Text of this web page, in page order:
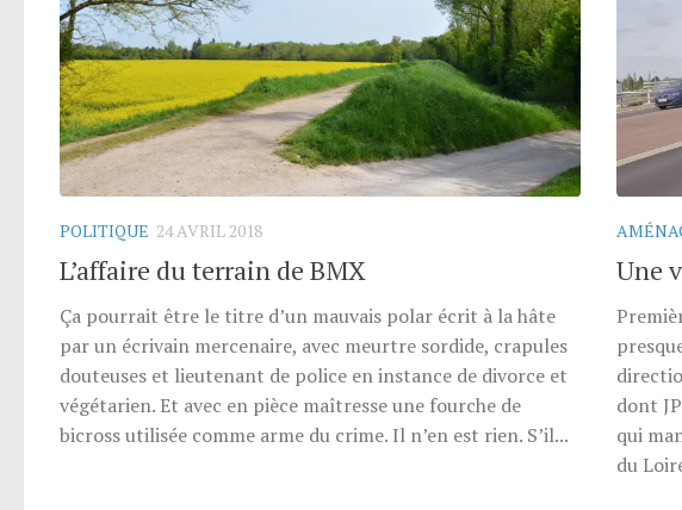
POLITIQUE 24 AVRIL 2018
L’affaire du terrain de BMX
Ça pourrait être le titre d’un mauvais polar écrit à la hâte
par un écrivain mercenaire, avec meurtre sordide, crapules
douteuses et lieutenant de police en instance de divorce et
végétarien. Et avec en pièce maîtresse une fourche de
bicross utilisée comme arme du crime. Il n’en est rien. S’il...
Une
dont
qui
du